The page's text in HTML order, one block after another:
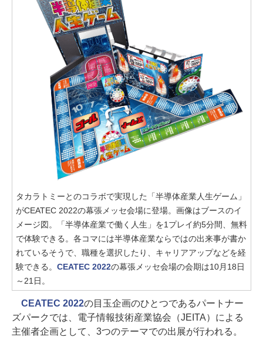
タカラトミーとのコラボで実現した「半導体産業人生ゲーム」
がCEATEC 2022の幕張メッセ会場に登場。画像はブースのイ
メージ図。「半導体産業で働く人生」を1プレイ約5分間、無料
で体験できる。各コマには半導体産業ならではの出来事が書か
れているそうで、職種を選択したり、キャリアアップなどを経
験できる。 CEATEC 2022の幕張メッセ会場の会期は10月18日
～21日。
CEATEC 2022の目玉企画のひとつであるパートナー
ズパークでは、電子情報技術産業協会（JEITA）による
主催者企画として、3つのテーマでの出展が行われる。